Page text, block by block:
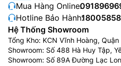
Phân loại tivi Samsung
màn hình
Tivi Samsung 32 inch
Tivi Samsung 32 inchphù
Mua Hàng Online:
Hotline Bảo Hành:
Hệ Thống Showroom
Tổng Kho: KCN Vĩnh Hoàng,
Showroom: Số 488 Hà Huy Tập,
Showroom: Số 89A Đường Lạc